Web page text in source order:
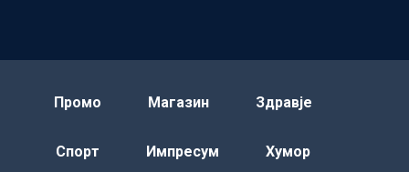
Промо Магазин Здравје
Спорт Импресум Хумор